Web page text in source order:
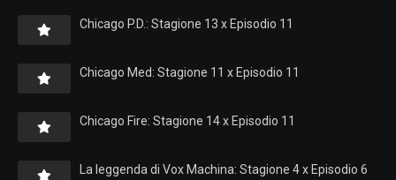
Chicago P.D.: Stagione 13 x Episodio 11
Chicago Med: Stagione 11 x Episodio 11
Chicago Fire: Stagione 14 x Episodio 11
La leggenda di Vox Machina: Stagione 4 x Episodio 6